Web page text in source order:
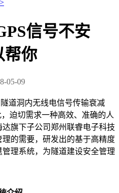
>
信号不安
帮你
05-09
洞内无线电信号传输衰减
迫切需求一种高效、准确的人
旗下子公司郑州联睿电子科技
的需要，研发出的基于高精度
理系统，为隧道建设安全管理